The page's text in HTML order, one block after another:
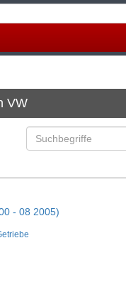
VW
- 08 2005)